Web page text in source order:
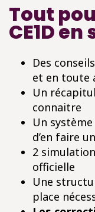
Tout
CE1D
Des
et en toute
Un
connaitre
Un
d’en faire
2
officielle
Une
place